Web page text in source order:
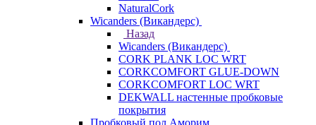
NaturalCork
Wicanders (Викандерс)
Назад
Wicanders (Викандерс)
CORK PLANK LOC WRT
CORKCOMFORT GLUE-DOWN
CORKCOMFORT LOC WRT
DEKWALL настенные пробковые
покрытия
Пробковый пол Аморим